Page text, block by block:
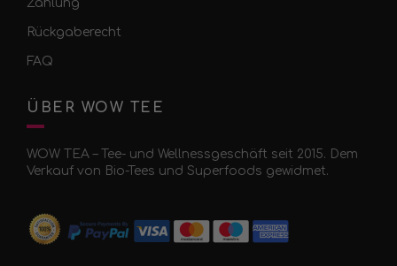
Zahlung
Rückgaberecht
FAQ
ÜBER WOW TEE
WOW TEA – Tee- und Wellnessgeschäft seit 2015. Dem
Verkauf von Bio-Tees und Superfoods gewidmet.